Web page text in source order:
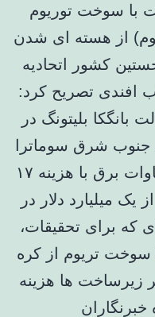
با سوخت توریوم
از هسته ای شدن
کشور اتحادیه
افندی تصریح کرد:
بانگکا بلیتونگ در
جنوب شرق سوماترا
با هدف اولیه تولید پانصد مگاوات برق با هزینه ۱۷
یک میلیارد دلار در
برای تحقیقات،
سوخت تریوم از کره
زیرساخت ها هزینه